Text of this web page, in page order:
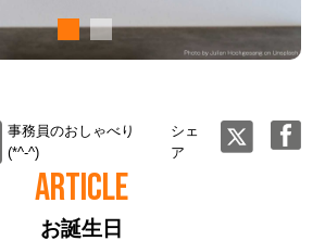
事務員のおしゃべり
(*^-^)
シェ
ア
ARTICLE
お誕生日